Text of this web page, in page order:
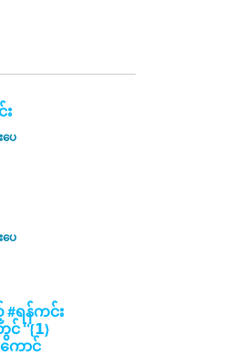
ပေ
ပေ
#ရန်ကင်း
‘‘{𝟭}
ောင်